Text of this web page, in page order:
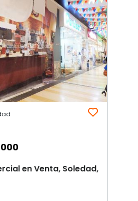
en Venta, Soledad,